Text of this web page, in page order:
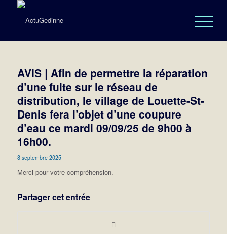
AVIS | Afin de permettre la réparation
d’une fuite sur le réseau de
distribution, le village de Louette-St-
Denis fera l’objet d’une coupure
d’eau ce mardi 09/09/25 de 9h00 à
16h00.
8 septembre 2025
Merci pour votre compréhension.
Partager cet entrée